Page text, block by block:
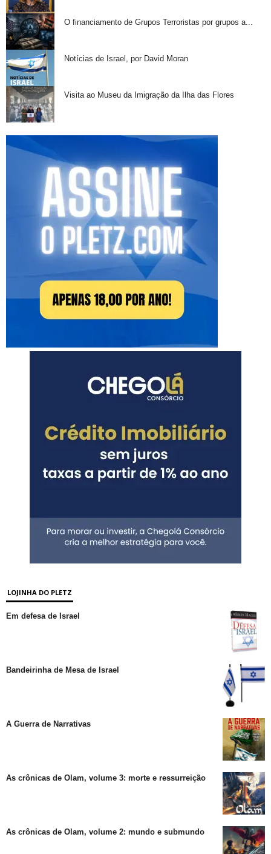
O financiamento de Grupos Terroristas por grupos a...
Notícias de Israel, por David Moran
Visita ao Museu da Imigração da Ilha das Flores
LOJINHA DO PLETZ
Em defesa de Israel
Bandeirinha de Mesa de Israel
A Guerra de Narrativas
As crônicas de Olam, volume 3: morte e ressurreição
As crônicas de Olam, volume 2: mundo e submundo